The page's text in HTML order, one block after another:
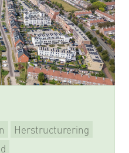
Herstructurering